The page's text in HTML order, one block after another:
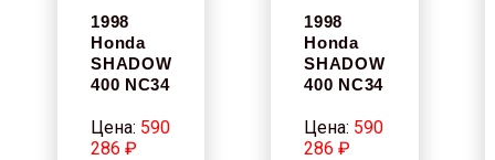
1998
Honda
SHADOW
400 NC34
Цена: 590
286 ₽
1998
Honda
SHADOW
400 NC34
Цена: 590
286 ₽